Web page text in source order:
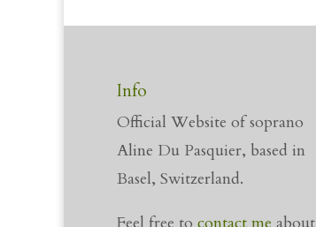
Info
Official Website of soprano
Aline Du Pasquier, based in
Basel, Switzerland.